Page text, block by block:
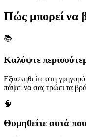
Πώς μπορεί να
📚
Καλύψτε
Εξασκηθείτε στη
πάψει να σας τρώει τα
🧠
Θυμηθείτε αυτά